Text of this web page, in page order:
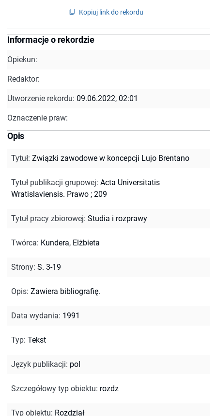
Kopiuj link do rekordu
Informacje o rekordzie
Opiekun:
Redaktor:
Utworzenie rekordu: 09.06.2022, 02:01
Oznaczenie praw:
Opis
Tytuł: Związki zawodowe w koncepcji Lujo Brentano
Tytuł publikacji grupowej: Acta Universitatis
Wratislaviensis. Prawo ; 209
Tytuł pracy zbiorowej: Studia i rozprawy
Twórca: Kundera, Elżbieta
Strony: S. 3-19
Opis: Zawiera bibliografię.
Data wydania: 1991
Typ: Tekst
Język publikacji: pol
Szczegółowy typ obiektu: rozdz
Typ obiektu: Rozdział